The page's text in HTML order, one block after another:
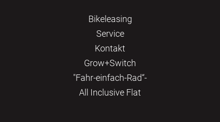
Bikeleasing
Service
Kontakt
Grow+Switch
"Fahr-einfach-Rad“-
All Inclusive Flat